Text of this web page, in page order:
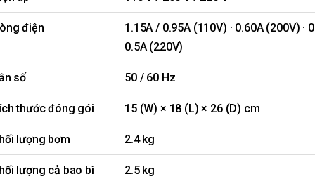
điện
1.15A / 0.95A (110V) · 0.60A (200V) ·
0.5A (220V)
số 50 / 60 Hz
thước đóng gói 15 (W) × 18 (L) × 26 (D) cm
lượng bơm 2.4 kg
lượng cả bao bì
2.5 kg